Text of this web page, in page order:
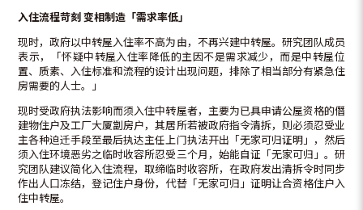
入住流程苛刻 变相制造「需求率低」
现时，政府以中转屋入住率不高为由，不再兴建中转屋。研究团队成员
表示，「怀疑中转屋入住率降低的主因不是需求减少，而是中转屋位
置、质素、入住标准和流程的设计出现问题，排除了相当部分有紧急住
房需要的人士。」
现时受政府执法影响而须入住中转屋者，主要为已具申请公屋资格的僭
建物住户及工厂大厦劏房户，其居所若被政府指令清拆，则必须忍受业
主各种迫迁手段至最后执达主任上门执法开出「无家可归证明」，然后
须入住环境恶劣之临时收容所忍受三个月，始能自证「无家可归」。研
究团队建议简化入住流程，取缔临时收容所，在政府发出清拆令时同步
作出人口冻结，登记住户身份，代替「无家可归」证明让合资格住户入
住中转屋。